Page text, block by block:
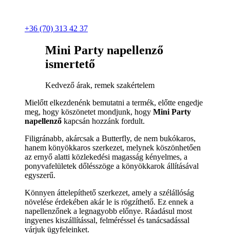
+36 (70) 313 42 37
Mini Party napellenző
ismertető
Kedvező árak, remek szakértelem
Mielőtt elkezdenénk bemutatni a termék, előtte engedje
meg, hogy köszönetet mondjunk, hogy Mini Party
napellenző kapcsán hozzánk fordult.
Filigránabb, akárcsak a Butterfly, de nem bukókaros,
hanem könyökkaros szerkezet, melynek köszönhetően
az ernyő alatti közlekedési magasság kényelmes, a
ponyvafelületek dőlésszöge a könyökkarok állításával
egyszerű.
Könnyen áttelepíthető szerkezet, amely a szélállóság
növelése érdekében akár le is rögzíthető. Ez ennek a
napellenzőnek a legnagyobb előnye. Ráadásul most
ingyenes kiszállítással, felméréssel és tanácsadással
várjuk ügyfeleinket.